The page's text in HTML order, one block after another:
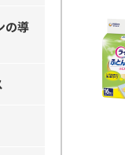
の導